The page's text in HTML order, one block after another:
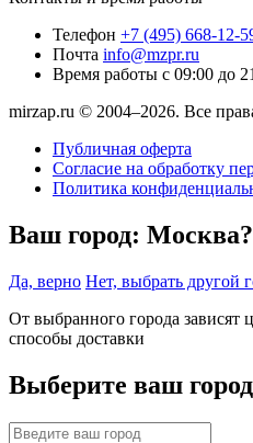
Телефон +7 (495) 668-12-
Почта info@mzpr.ru
Время работы с 09:00 до
mirzap.ru © 2004–2026. Все
Публичная оферта
Согласие на обработку
Политика
Ваш город: Москва?
Да, верно Нет, выбрать другой
От выбранного города зависят
способы доставки
Выберите ваш город